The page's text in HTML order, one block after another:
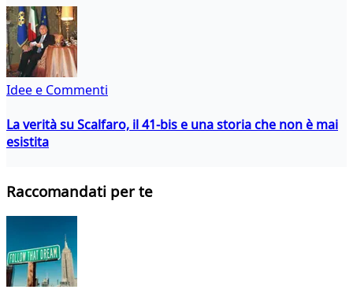
Idee e Commenti
La verità su Scalfaro, il 41-bis e una storia che non è mai
esistita
Raccomandati per te